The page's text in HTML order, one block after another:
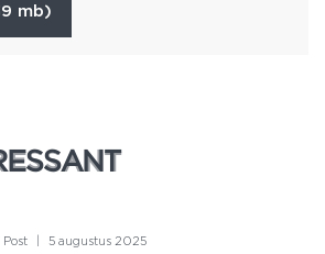
mb)
Post | 5 augustus 2025